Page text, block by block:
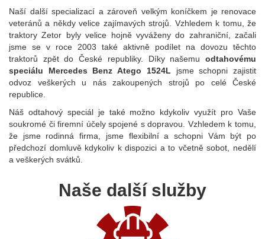
Naší další specializací a zároveň velkým koníčkem je renovace
veteránů a někdy velice zajímavých strojů. Vzhledem k tomu, že
traktory Zetor byly velice hojně vyváženy do zahraniční, začali
jsme se v roce 2003 také aktivně podílet na dovozu těchto
traktorů zpět do České republiky. Díky našemu odtahovému
speciálu Mercedes Benz Atego 1524Ljsme schopni zajistit
odvoz veškerých u nás zakoupených strojů po celé České
republice.
Náš odtahový speciál je také možno kdykoliv využít pro Vaše
soukromé či firemní účely spojené s dopravou. Vzhledem k tomu,
že jsme rodinná firma, jsme flexibilní a schopni Vám být po
předchozí domluvě kdykoliv k dispozici a to včetně sobot, nedělí
a veškerých svátků.
Naše další služby